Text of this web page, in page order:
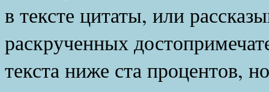
в тексте цитаты, или
раскрученных
текста ниже ста процентов,